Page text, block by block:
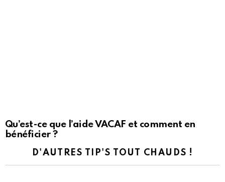
Qu’est-ce que l’aide VACAF et comment en
bénéficier ?
D'AUTRES TIP'S TOUT CHAUDS !